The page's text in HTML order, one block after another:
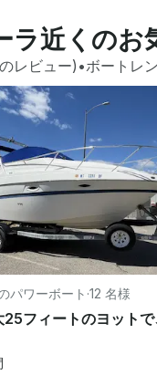
ラ近くの
レビュー) •ボートレ
パワーボート ·12 名様